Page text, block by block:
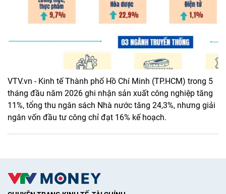
VTV.vn - Kinh tế Thành phố Hồ Chí Minh (TP.HCM) trong 5
tháng đầu năm 2026 ghi nhận sản xuất công nghiệp tăng
11%, tổng thu ngân sách Nhà nước tăng 24,3%, nhưng giải
ngân vốn đầu tư công chỉ đạt 16% kế hoạch.